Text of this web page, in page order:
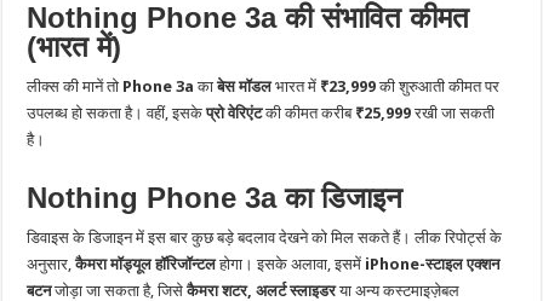
Nothing Phone 3a की संभावित कीमत
(भारत में)
लीक्स की मानें तो Phone 3a काबेस मॉडलभारत में ₹23,999की शुरुआती कीमत पर
उपलब्ध हो सकता है। वहीं, इसकेप्रो वेरिएंटकी कीमत करीब ₹25,999रखी जा सकती
है।
Nothing Phone 3a का डिजाइन
डिवाइस के डिजाइन में इस बार कुछ बड़े बदलाव देखने को मिल सकते हैं। लीक रिपोर्ट्स के
अनुसार,कैमरा मॉड्यूल हॉरिजॉन्टलहोगा। इसके अलावा, इसमें iPhone-स्टाइल एक्शन
बटनजोड़ा जा सकता है, जिसेकैमरा शटर, अलर्ट स्लाइडरया अन्य कस्टमाइज़ेबल